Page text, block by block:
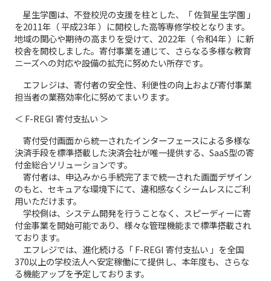
星生学園は、不登校児の支援を柱とした、「 佐賀星生学園 」
を2011年（ 平成23年 ）に開校した高等専修学校となります。
地域の関心や期待の高まりを受けて、2022年（ 令和4年 ）に新
校舎を開校しました。寄付事業を通じて、さらなる多様な教育
ニーズへの対応や設備の拡充に努めたい所存です。
エフレジは、寄付者の安全性、利便性の向上および寄付事業
担当者の業務効率化に努めてまいります。
＜ F-REGI 寄付支払い ＞
寄付受付画面から統一されたインターフェースによる多様な
決済手段を標準搭載した決済会社が唯一提供する、SaaS型の寄
付金総合ソリューションです。
寄付者は、申込みから手続完了まで統一された画面デザイン
のもと、セキュアな環境下にて、違和感なくシームレスにご利
用いただけます。
学校側は、システム開発を行うことなく、スピーディーに寄
付金事業を開始可能であり、様々な管理機能まで標準搭載され
ております。
エフレジでは、進化続ける「 F-REGI 寄付支払い 」を全国
370以上の学校法人へ安定稼働にて提供し、本年度も、さらな
る機能アップを予定しております。